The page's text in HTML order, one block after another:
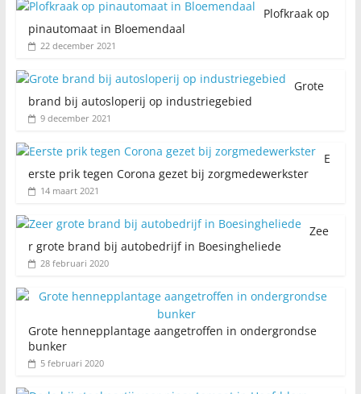
Plofkraak op
pinautomaat in Bloemendaal
22 december 2021
Grote
brand bij autosloperij op industriegebied
9 december 2021
E
erste prik tegen Corona gezet bij zorgmedewerkster
14 maart 2021
Zee
r grote brand bij autobedrijf in Boesingheliede
28 februari 2020
Grote hennepplantage aangetroffen in ondergrondse
bunker
5 februari 2020